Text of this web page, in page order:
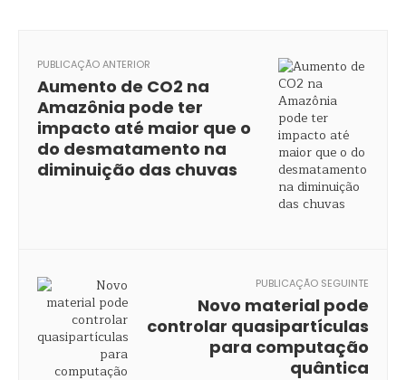
PUBLICAÇÃO ANTERIOR
Aumento de CO2 na
Amazônia pode ter
impacto até maior que o
do desmatamento na
diminuição das chuvas
PUBLICAÇÃO SEGUINTE
Novo material pode
controlar quasipartículas
para computação
quântica